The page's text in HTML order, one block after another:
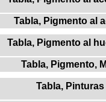
Tabla, Pigmento al
Tabla, Pigmento al
Tabla, Pigmento,
Tabla, Pinturas